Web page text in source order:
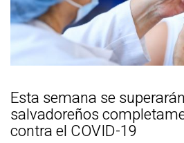
Esta semana se
salvadoreños
contra el COVID-19